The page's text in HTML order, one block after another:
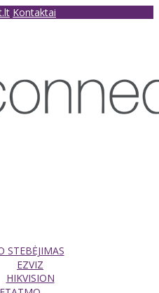
Kontaktai
STEBĖJIMAS
EZVIZ
HIKVISION